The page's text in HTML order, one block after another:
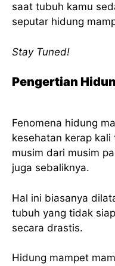
saat tubuh kamu
seputar hidung
Stay Tuned!
Pengertian
Fenomena hidung
kesehatan kerap
musim dari musim
juga sebaliknya.
Hal ini biasanya
tubuh yang tidak
secara drastis.
Hidung mampet